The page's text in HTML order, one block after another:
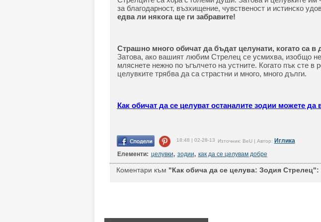
за благодарност, възхищение, чувственост и истинско
едва ли някога ще ги забравите!
Страшно много обичат да бъдат целунати, когато са в
Затова, ако вашият любим Стрелец се усмихва, изобщо
мляснете нежно по ъгълчето на устните. Когато пък сте в
целувките трябва да са страстни и много, много дълги.
Как обичат да се целуват останалите зодии можете да
18:48 | 02-28-13 Източник: BeU | Автор: Иглика
Елементи: целувки, зодии, как да се целувам добре
Коментари към "Как обича да се целува: Зодия Стрелец":